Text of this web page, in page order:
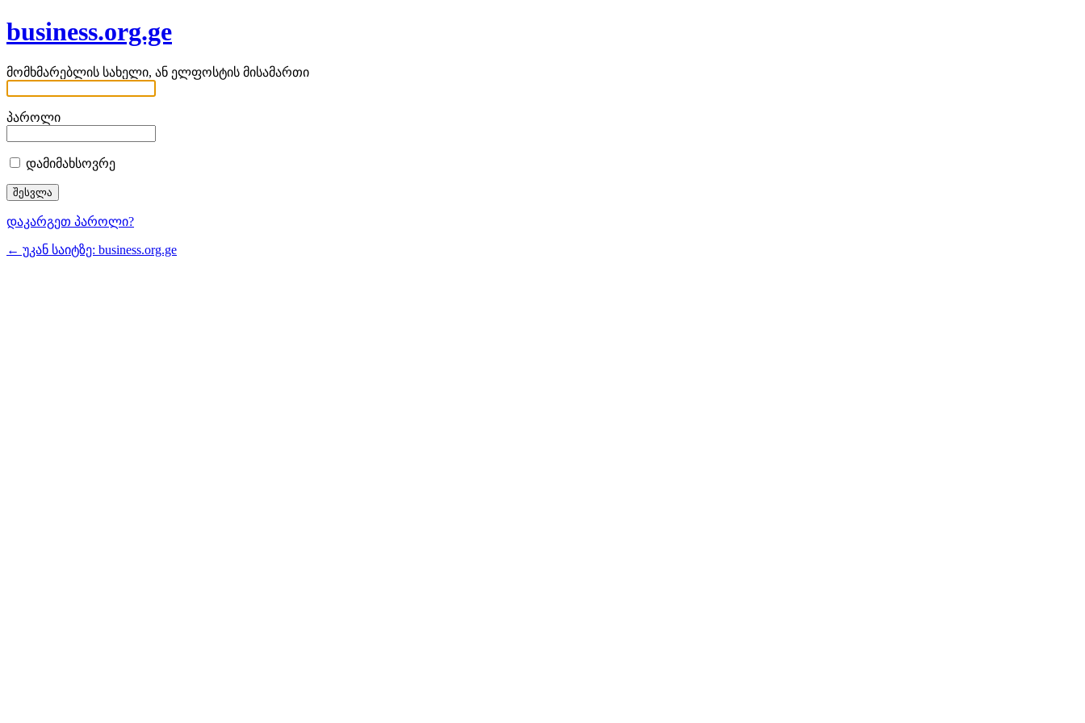
business.org.ge
მომხმარებლის სახელი, ან ელფოსტის მისამართი
პაროლი
დამიმახსოვრე
დაკარგეთ პაროლი?
← უკან საიტზე: business.org.ge